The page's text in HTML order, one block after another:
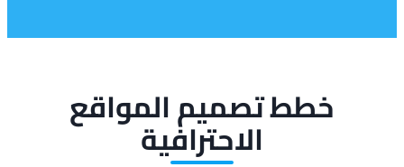
خطط تصميم المواقع
الاحترافية